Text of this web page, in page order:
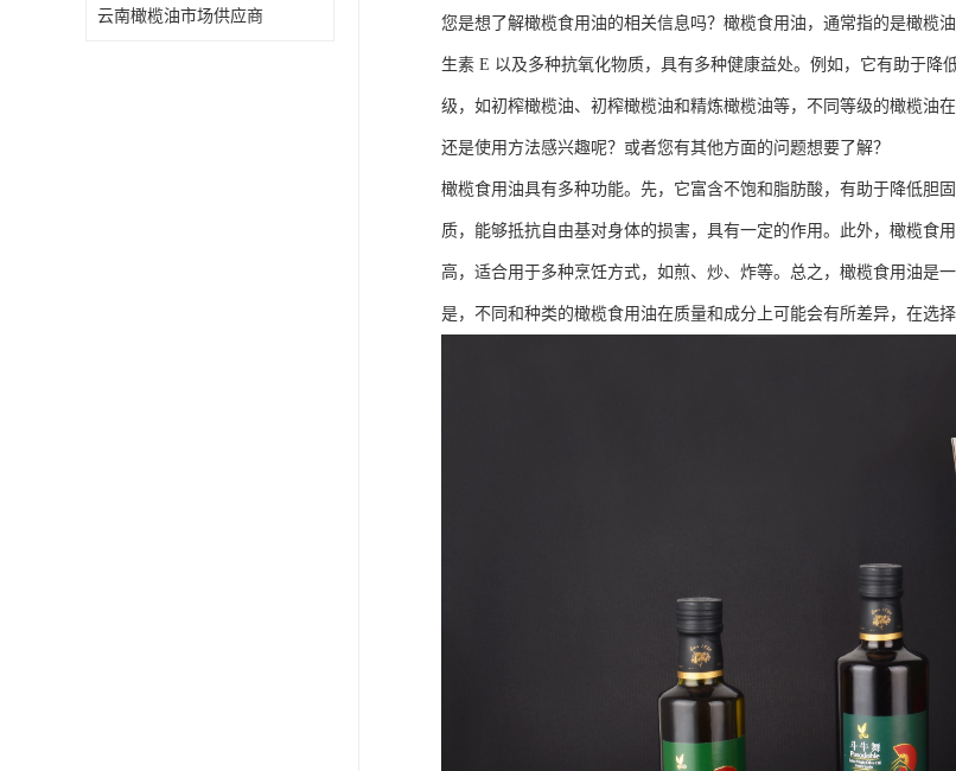
云南橄榄油市场供应商 您是想了解橄榄食用油的相关信息吗？橄榄食用油，通常指的是橄榄
生素 E 以及多种抗氧化物质，具有多种健康益处。例如，它有助于
级，如初榨橄榄油、初榨橄榄油和精炼橄榄油等，不同等级的橄榄油
还是使用方法感兴趣呢？或者您有其他方面的问题想要了解？
橄榄食用油具有多种功能。先，它富含不饱和脂肪酸，有助于降低胆
质，能够抵抗自由基对身体的损害，具有一定的作用。此外，橄榄食
高，适合用于多种烹饪方式，如煎、炒、炸等。总之，橄榄食用油是
是，不同和种类的橄榄食用油在质量和成分上可能会有所差异，在选